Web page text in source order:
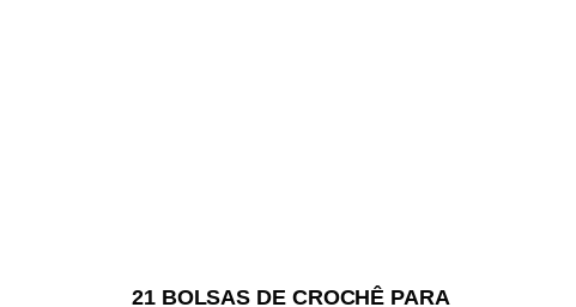
21 BOLSAS DE CROCHÊ PARA